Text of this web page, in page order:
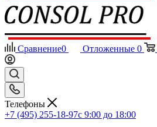
Сравнение0 Отложенные 0
Телефоны
+7 (495) 255-18-97с 9:00 до 18:00